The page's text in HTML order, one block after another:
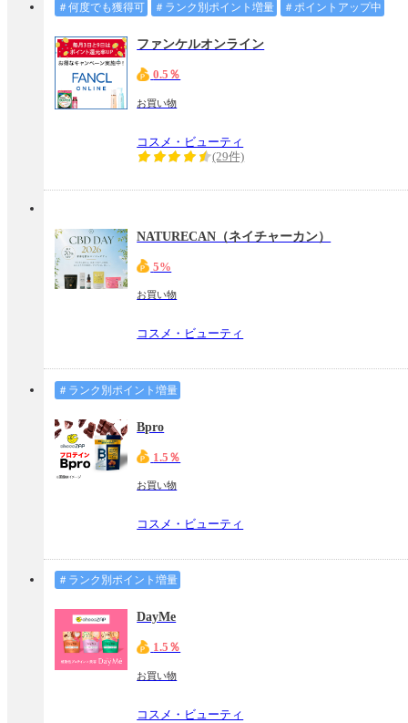
＃何度でも獲得可 ＃ランク別ポイント増量 ＃ポイントアップ中
ファンケルオンライン
0.5％
お買い物
コスメ・ビューティ
(29件)
NATURECAN（ネイチャーカン）
5%
お買い物
コスメ・ビューティ
＃ランク別ポイント増量
Bpro
1.5％
お買い物
コスメ・ビューティ
＃ランク別ポイント増量
DayMe
1.5％
お買い物
コスメ・ビューティ